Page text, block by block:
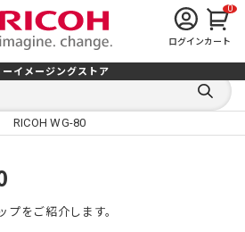
ログイン
0
カート
ーイメージングストア
キ
検
索
る
RICOH WG-80
プをご紹介します。